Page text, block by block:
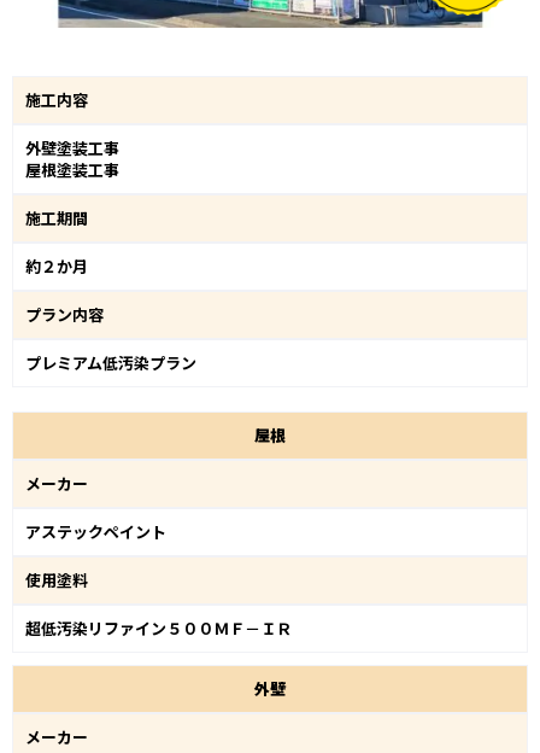
施工内容
外壁塗装工事
屋根塗装工事
施工期間
約２か月
プラン内容
プレミアム低汚染プラン
屋根
メーカー
アステックペイント
使用塗料
超低汚染リファイン５００ＭＦ－ＩＲ
外壁
メーカー